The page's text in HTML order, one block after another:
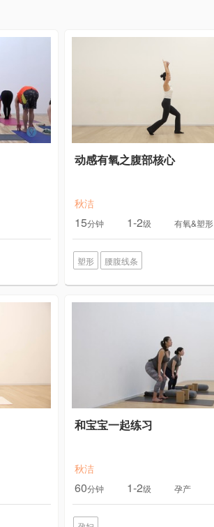
动感有氧之腹部核心
秋洁
15分钟 1-2级 有氧&塑形
塑形 腰腹线条
和宝宝一起练习
秋洁
60分钟 1-2级 孕产